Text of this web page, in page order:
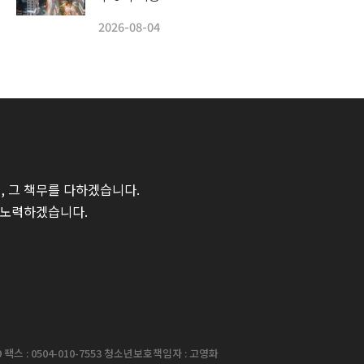
2026-08-04
그 책무를 다하겠습니다.
력하겠습니다.
스 : 0504-010-7553 청소년보호책임자 : 고영화